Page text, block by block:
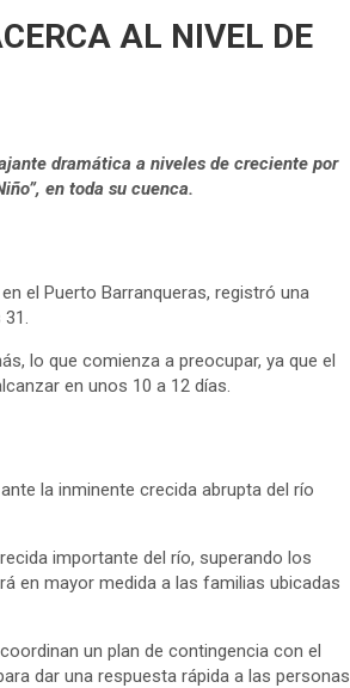
AL NIVEL DE
dramática a niveles de creciente por
en toda su cuenca.
el Puerto Barranqueras, registró una
lo que comienza a preocupar, ya que el
en unos 10 a 12 días.
la inminente crecida abrupta del río
importante del río, superando los
en mayor medida a las familias ubicadas
un plan de contingencia con el
dar una respuesta rápida a las personas